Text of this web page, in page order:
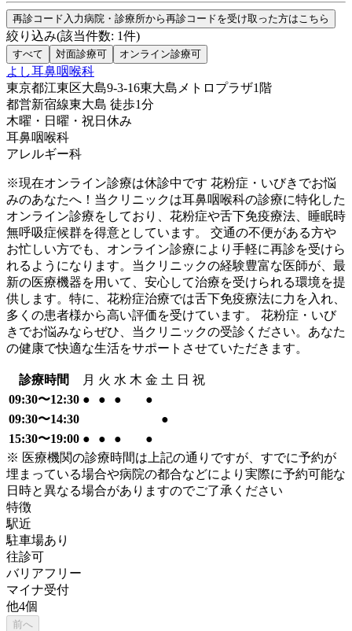
再診コード入力病院・診療所から再診コードを受け取った方はこちら
絞り込み(該当件数: 1件)
すべて 対面診療可 オンライン診療可
よし耳鼻咽喉科
東京都江東区大島9-3-16東大島メトロプラザ1階
都営新宿線東大島 徒歩1分
木曜・日曜・祝日 休み
耳鼻咽喉科
アレルギー科
※現在オンライン診療は休診中です 花粉症・いびきでお悩
みのあなたへ！当クリニックは耳鼻咽喉科の診療に特化した
オンライン診療をしており、花粉症や舌下免疫療法、睡眠時
無呼吸症候群を得意としています。 交通の不便がある方や
お忙しい方でも、オンライン診療により手軽に再診を受けら
れるようになります。当クリニックの経験豊富な医師が、最
新の医療機器を用いて、安心して治療を受けられる環境を提
供します。特に、花粉症治療では舌下免疫療法に力を入れ、
多くの患者様から高い評価を受けています。 花粉症・いび
きでお悩みならぜひ、当クリニックの受診ください。あなた
の健康で快適な生活をサポートさせていただきます。
診療時間 月 火 水 木 金 土 日 祝
09:30〜12:30 ● ● ●
●
09:30〜14:30
●
15:30〜19:00 ● ● ●
●
※ 医療機関の診療時間は上記の通りですが、すでに予約が
埋まっている場合や病院の都合などにより実際に予約可能な
日時と異なる場合がありますのでご了承ください
特徴
駅近
駐車場あり
往診可
バリアフリー
マイナ受付
他4個
前へ